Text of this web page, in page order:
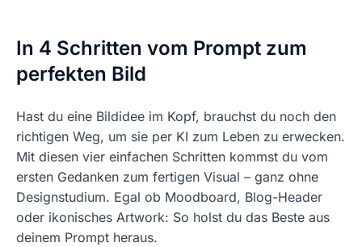
In 4 Schritten vom Prompt zum
perfekten Bild
Hast du eine Bildidee im Kopf, brauchst du noch den
richtigen Weg, um sie per KI zum Leben zu erwecken.
Mit diesen vier einfachen Schritten kommst du vom
ersten Gedanken zum fertigen Visual – ganz ohne
Designstudium. Egal ob Moodboard, Blog-Header
oder ikonisches Artwork: So holst du das Beste aus
deinem Prompt heraus.